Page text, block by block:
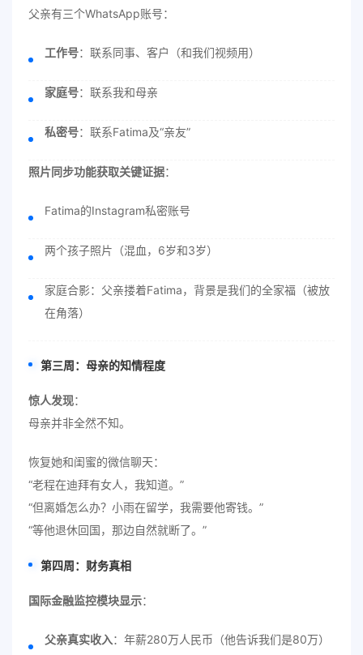
父亲有三个WhatsApp账号：
工作号：联系同事、客户（和我们视频用）
家庭号：联系我和母亲
私密号：联系Fatima及“亲友”
照片同步功能获取关键证据：
Fatima的Instagram私密账号
两个孩子照片（混血，6岁和3岁）
家庭合影：父亲搂着Fatima，背景是我们的全家福（被放
在角落）
第三周：母亲的知情程度
惊人发现：
母亲并非全然不知。
恢复她和闺蜜的微信聊天：
“老程在迪拜有女人，我知道。”
“但离婚怎么办？小雨在留学，我需要他寄钱。”
“等他退休回国，那边自然就断了。”
第四周：财务真相
国际金融监控模块显示：
父亲真实收入：年薪280万人民币（他告诉我们是80万）